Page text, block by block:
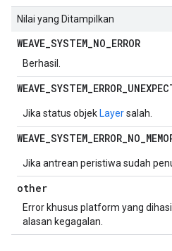
Nilai yang Ditampilkan
WEAVE_SYSTEM_NO_ERROR
Berhasil.
WEAVE_SYSTEM_ERROR_
Jika status objek Layersalah.
WEAVE_SYSTEM_ERROR_NO_
Jika antrean peristiwa sudah
other
Error khusus platform yang
alasan kegagalan.